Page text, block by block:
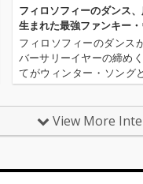
フィロソフィーのダンス
生まれた最強ファンキー
ン！
フィロソフィーのダンス
バーサリーイヤーの締め
てがウィンター・ソング
デ・ファンキー・ラブ』
ング現場での奮闘や、冬
View More